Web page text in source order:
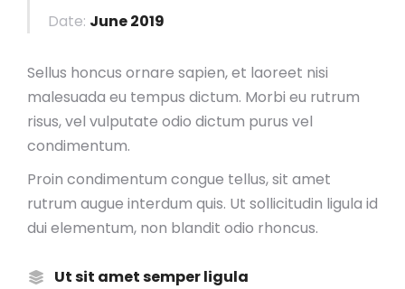
Date: June 2019
Sellus honcus ornare sapien, et laoreet nisi
malesuada eu tempus dictum. Morbi eu rutrum
risus, vel vulputate odio dictum purus vel
condimentum.
Proin condimentum congue tellus, sit amet
rutrum augue interdum quis. Ut sollicitudin ligula id
dui elementum, non blandit odio rhoncus.
Ut sit amet semper ligula